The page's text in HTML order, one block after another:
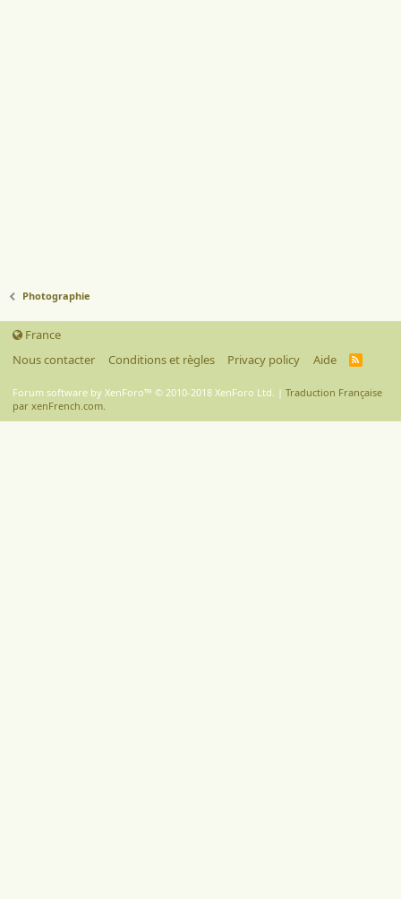
Photographie
France
Nous contacter
Conditions et règles Privacy policy Aide
R
S
Forum software by XenForo™ © 2010-2018 XenForo Ltd. | Traduction Française
par xenFrench.com.